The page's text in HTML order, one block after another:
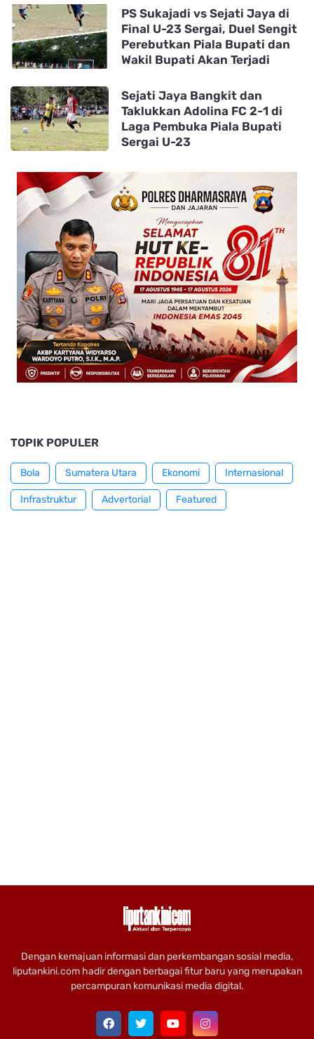
PS Sukajadi vs Sejati Jaya di
Final U-23 Sergai, Duel Sengit
Perebutkan Piala Bupati dan
Wakil Bupati Akan Terjadi
Sejati Jaya Bangkit dan
Taklukkan Adolina FC 2-1 di
Laga Pembuka Piala Bupati
Sergai U-23
TOPIK POPULER
Bola Sumatera Utara Ekonomi Internasional
Infrastruktur Advertorial Featured
Dengan kemajuan informasi dan perkembangan sosial media,
liputankini.com hadir dengan berbagai fitur baru yang merupakan
percampuran komunikasi media digital.